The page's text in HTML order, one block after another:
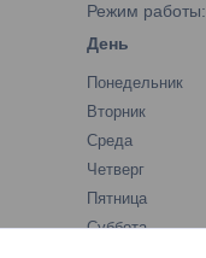
Режим работы:
День
Понедельник
Вторник
Среда
Четверг
Пятница
Суббота